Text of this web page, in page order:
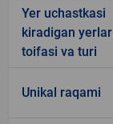
Yer uchastkasi
kiradigan yerlar
toifasi va turi
Unikal raqami